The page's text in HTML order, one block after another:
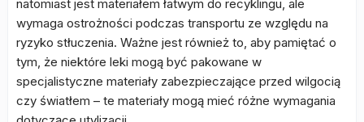
natomiast jest materiałem łatwym do recyklingu, ale
wymaga ostrożności podczas transportu ze względu na
ryzyko stłuczenia. Ważne jest również to, aby pamiętać o
tym, że niektóre leki mogą być pakowane w
specjalistyczne materiały zabezpieczające przed wilgocią
czy światłem – te materiały mogą mieć różne wymagania